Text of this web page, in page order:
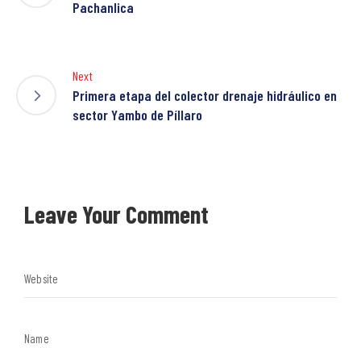
Pachanlica
Next
Primera etapa del colector drenaje hidráulico en
sector Yambo de Píllaro
Leave Your Comment